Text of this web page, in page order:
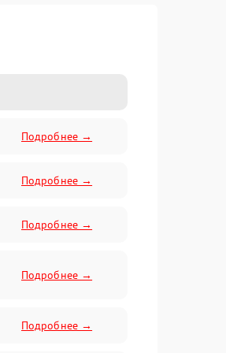
Подробнее →
Подробнее →
Подробнее →
Подробнее →
Подробнее →